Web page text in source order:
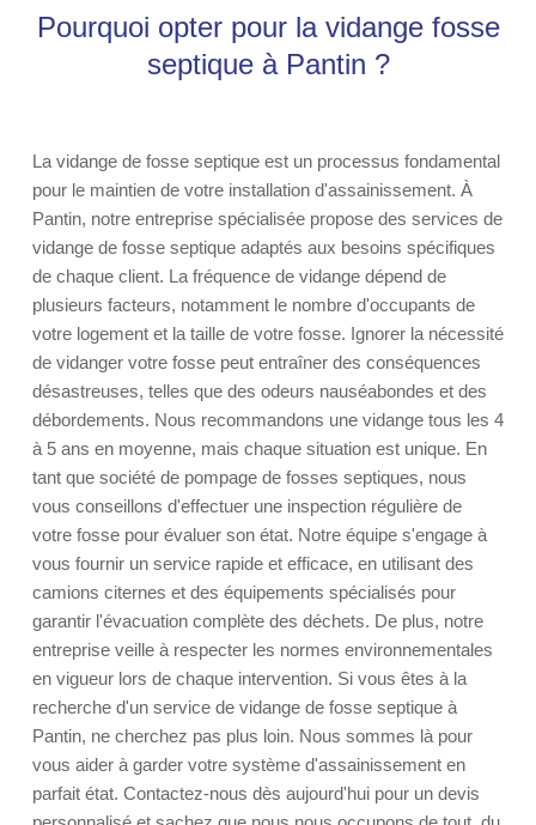
Pourquoi opter pour la vidange fosse
septique à Pantin ?
La vidange de fosse septique est un processus fondamental
pour le maintien de votre installation d'assainissement. À
Pantin, notre entreprise spécialisée propose des services de
vidange de fosse septique adaptés aux besoins spécifiques
de chaque client. La fréquence de vidange dépend de
plusieurs facteurs, notamment le nombre d'occupants de
votre logement et la taille de votre fosse. Ignorer la nécessité
de vidanger votre fosse peut entraîner des conséquences
désastreuses, telles que des odeurs nauséabondes et des
débordements. Nous recommandons une vidange tous les 4
à 5 ans en moyenne, mais chaque situation est unique. En
tant que société de pompage de fosses septiques, nous
vous conseillons d'effectuer une inspection régulière de
votre fosse pour évaluer son état. Notre équipe s'engage à
vous fournir un service rapide et efficace, en utilisant des
camions citernes et des équipements spécialisés pour
garantir l'évacuation complète des déchets. De plus, notre
entreprise veille à respecter les normes environnementales
en vigueur lors de chaque intervention. Si vous êtes à la
recherche d'un service de vidange de fosse septique à
Pantin, ne cherchez pas plus loin. Nous sommes là pour
vous aider à garder votre système d'assainissement en
parfait état. Contactez-nous dès aujourd'hui pour un devis